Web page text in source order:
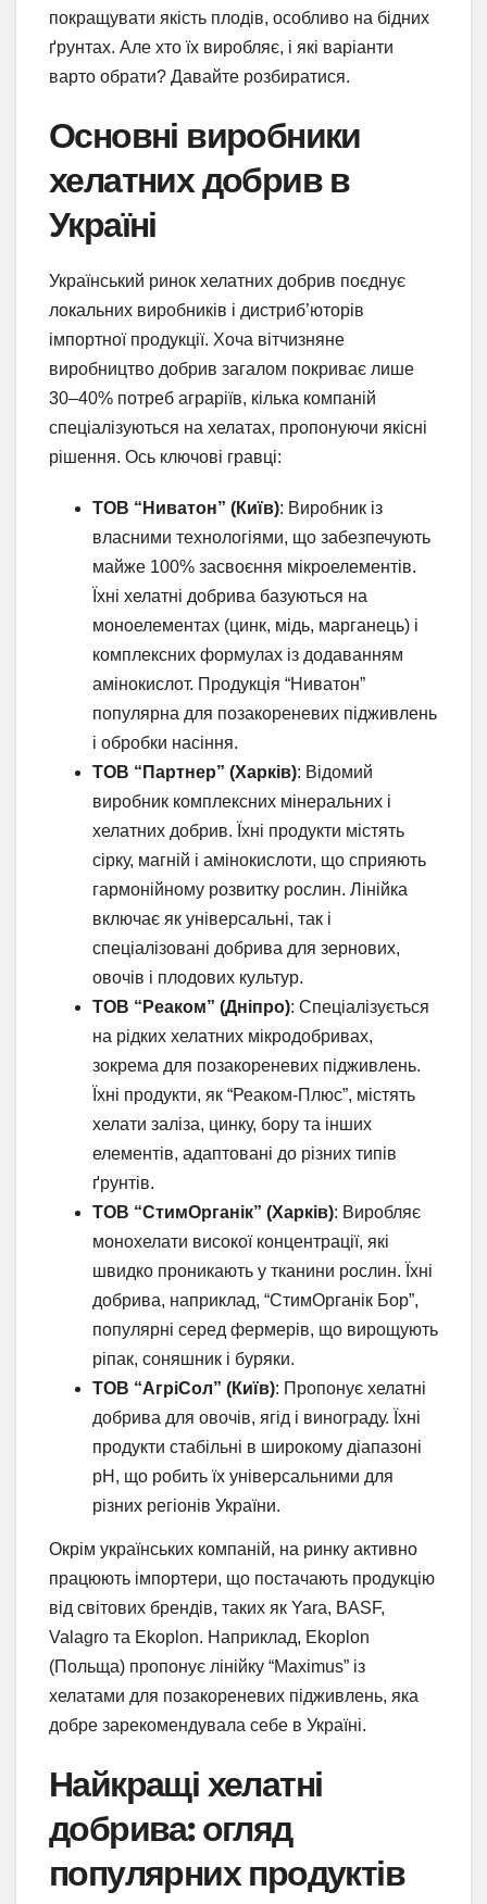
покращувати якість плодів, особливо на бідних
ґрунтах. Але хто їх виробляє, і які варіанти
варто обрати? Давайте розбиратися.
Основні виробники
хелатних добрив в
Україні
Український ринок хелатних добрив поєднує
локальних виробників і дистриб’юторів
імпортної продукції. Хоча вітчизняне
виробництво добрив загалом покриває лише
30–40% потреб аграріїв, кілька компаній
спеціалізуються на хелатах, пропонуючи якісні
рішення. Ось ключові гравці:
ТОВ “Ниватон” (Київ): Виробник із
власними технологіями, що забезпечують
майже 100% засвоєння мікроелементів.
Їхні хелатні добрива базуються на
моноелементах (цинк, мідь, марганець) і
комплексних формулах із додаванням
амінокислот. Продукція “Ниватон”
популярна для позакореневих підживлень
і обробки насіння.
ТОВ “Партнер” (Харків): Відомий
виробник комплексних мінеральних і
хелатних добрив. Їхні продукти містять
сірку, магній і амінокислоти, що сприяють
гармонійному розвитку рослин. Лінійка
включає як універсальні, так і
спеціалізовані добрива для зернових,
овочів і плодових культур.
ТОВ “Реаком” (Дніпро): Спеціалізується
на рідких хелатних мікродобривах,
зокрема для позакореневих підживлень.
Їхні продукти, як “Реаком-Плюс”, містять
хелати заліза, цинку, бору та інших
елементів, адаптовані до різних типів
ґрунтів.
ТОВ “СтимОрганік” (Харків): Виробляє
монохелати високої концентрації, які
швидко проникають у тканини рослин. Їхні
добрива, наприклад, “СтимОрганік Бор”,
популярні серед фермерів, що вирощують
ріпак, соняшник і буряки.
ТОВ “АгріСол” (Київ): Пропонує хелатні
добрива для овочів, ягід і винограду. Їхні
продукти стабільні в широкому діапазоні
pH, що робить їх універсальними для
різних регіонів України.
Окрім українських компаній, на ринку активно
працюють імпортери, що постачають продукцію
від світових брендів, таких як Yara, BASF,
Valagro та Ekoplon. Наприклад, Ekoplon
(Польща) пропонує лінійку “Maximus” із
хелатами для позакореневих підживлень, яка
добре зарекомендувала себе в Україні.
Найкращі хелатні
добрива: огляд
популярних продуктів